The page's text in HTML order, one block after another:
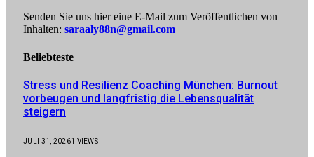
Senden Sie uns hier eine E-Mail zum Veröffentlichen von
Inhalten: saraaly88n@gmail.com
Beliebteste
Stress und Resilienz Coaching München: Burnout
vorbeugen und langfristig die Lebensqualität
steigern
JULI 31, 20261 VIEWS